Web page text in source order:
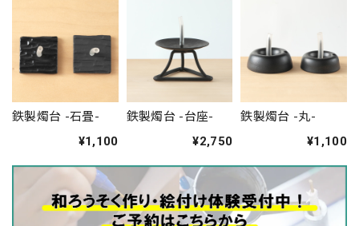
鉄製燭台 -石畳-
¥1,100
鉄製燭台 -台座-
¥2,750
鉄製燭台 -丸-
¥1,100